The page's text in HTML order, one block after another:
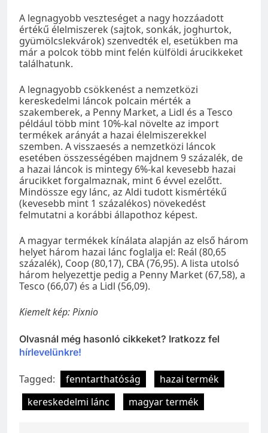
A legnagyobb veszteséget a nagy hozzáadott
értékű élelmiszerek (sajtok, sonkák, joghurtok,
gyümölcslekvárok) szenvedték el, esetükben ma
már a polcok több mint felén külföldi árucikkeket
találhatunk.
A legnagyobb csökkenést a nemzetközi
kereskedelmi láncok polcain mérték a
szakemberek, a Penny Market, a Lidl és a Tesco
például több mint 10%-kal növelte az import
termékek arányát a hazai élelmiszerekkel
szemben. A visszaesés a nemzetközi láncok
esetében összességében majdnem 9 százalék, de
a hazai láncok is mintegy 6%-kal kevesebb hazai
árucikket forgalmaznak, mint 6 évvel ezelőtt.
Mindössze egy lánc, az Aldi tudott kismértékű
(kevesebb mint 1 százalékos) növekedést
felmutatni a korábbi állapothoz képest.
A magyar termékek kínálata alapján az első három
helyet három hazai lánc foglalja el: Reál (80,65
százalék), Coop (80,17), CBA (76,95). A lista utolsó
három helyezettje pedig a Penny Market (67,58), a
Tesco (66,07) és a Lidl (56,09).
Kiemelt kép: Pixnio
Olvasnál még hasonló cikkeket? Iratkozz fel
hírlevelünkre!
Tagged: fenntarthatóság
hazai termék
kereskedelmi lánc
magyar termék